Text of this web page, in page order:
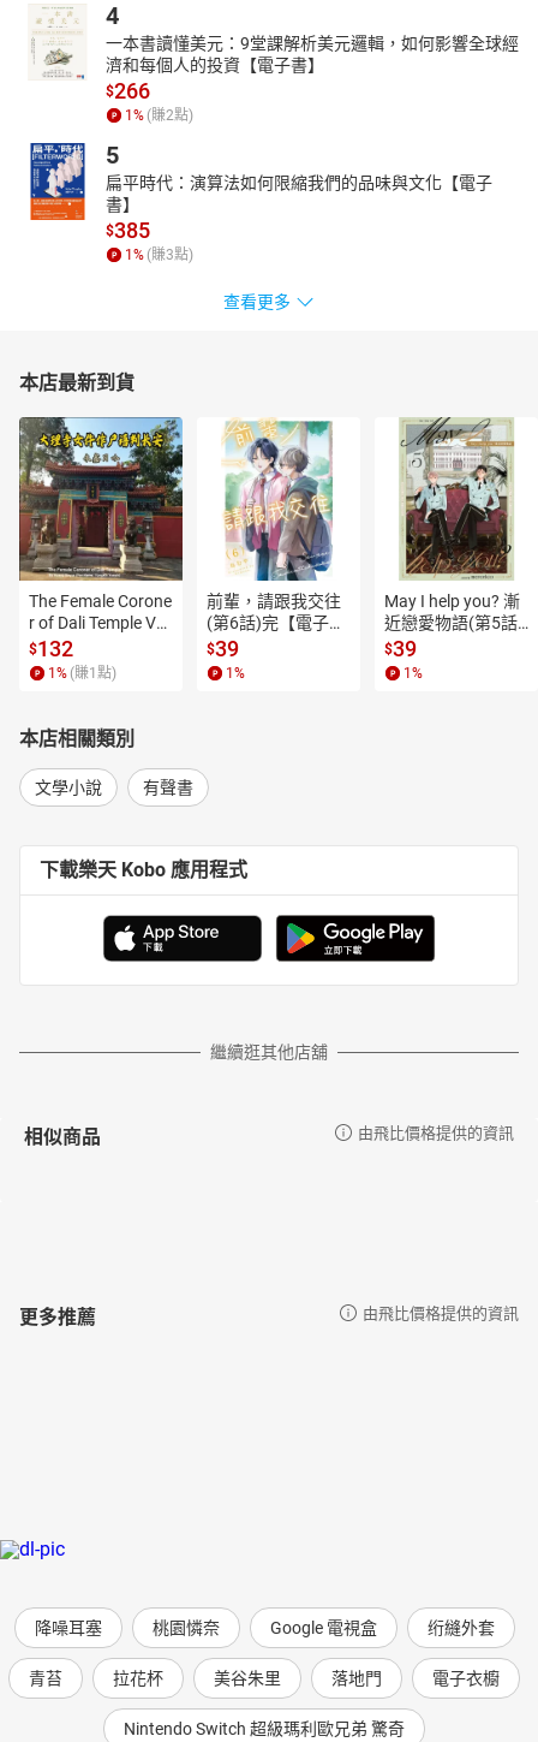
4
一本書讀懂美元：9堂課解析美元邏輯，如何影響全球經
濟和每個人的投資【電子書】
$266
1 % (賺2點)
5
扁平時代：演算法如何限縮我們的品味與文化【電子
書】
$385
1 % (賺3點)
查看更多
本店最新到貨
The Female Corone
r of Dali Temple Vo
l.6【有聲書】
$132
1 % (賺1 點)
前輩，請跟我交往
(第6話)完【電子
書】
$39
1 %
May I help you? 漸
近戀愛物語(第5話)
【電子書】
$39
1 %
本店相關類別
文學小說 有聲書
下載樂天 Kobo 應用程式
繼續逛其他店舖
相似商品 由飛比價格提供的資訊
更多推薦 由飛比價格提供的資訊
降噪耳塞 桃園憐奈 Google 電視盒 绗縫外套
青苔 拉花杯 美谷朱里 落地門 電子衣櫥
Nintendo Switch 超級瑪利歐兄弟 驚奇